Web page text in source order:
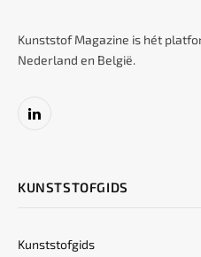
Kunststof Magazine is hét
Nederland en België.
LinkedIn
KUNSTSTOFGIDS
Kunststofgids